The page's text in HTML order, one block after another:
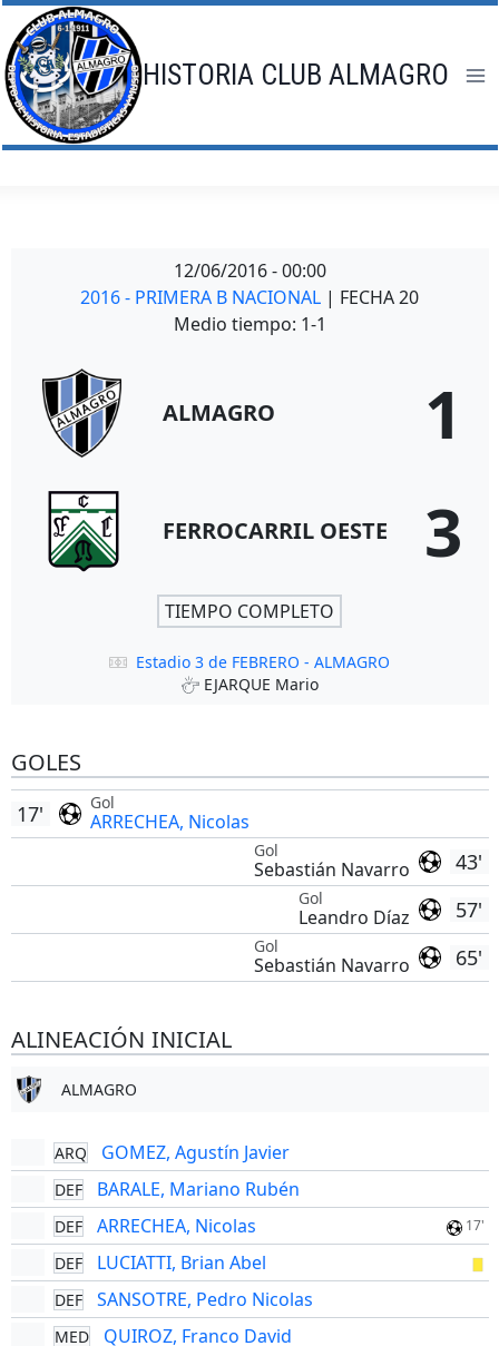
Saltar
al
contenido
HISTORIA CLUB ALMAGRO
12/06/2016 - 00:00
2016 - PRIMERA B NACIONAL | FECHA 20
Medio tiempo: 1-1
ALMAGRO 1
FERROCARRIL OESTE 3
TIEMPO COMPLETO
Estadio 3 de FEBRERO - ALMAGRO
EJARQUE Mario
GOLES
Gol
ARRECHEA, Nicolas
17'
43'
Gol
Sebastián Navarro
57'
Gol
Leandro Díaz
65'
Gol
Sebastián Navarro
ALINEACIÓN INICIAL
ALMAGRO
ARQ GOMEZ, Agustín Javier
DEF BARALE, Mariano Rubén
DEF ARRECHEA, Nicolas 17'
DEF LUCIATTI, Brian Abel
DEF SANSOTRE, Pedro Nicolas
MED QUIROZ, Franco David